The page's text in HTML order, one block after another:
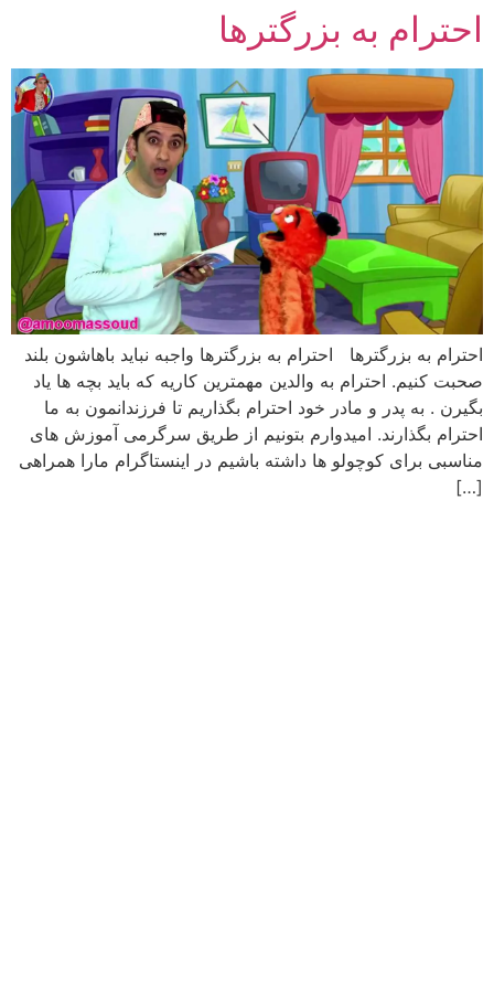
پرش
محتوا
احترام به بزرگترها
احترام به بزرگترها احترام به بزرگترها واجبه نباید باهاشون بلند
صحبت کنیم. احترام به والدین مهمترین کاریه که باید بچه ها یاد
بگیرن . به پدر و مادر خود احترام بگذاریم تا فرزندانمون به ما
احترام بگذارند. امیدوارم بتونیم از طریق سرگرمی آموزش های
مناسبی برای کوچولو ها داشته باشیم در اینستاگرام مارا همراهی
[…]